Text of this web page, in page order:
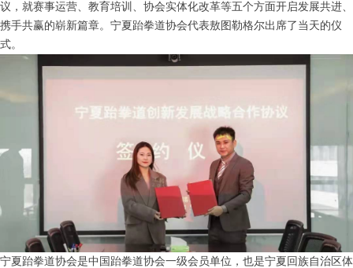
议，就赛事运营、教育培训、协会实体化改革等五个方面开启发展共进、
携手共赢的崭新篇章。宁夏跆拳道协会代表敖图勒格尔出席了当天的仪
式。
宁夏跆拳道协会是中国跆拳道协会一级会员单位，也是宁夏回族自治区体